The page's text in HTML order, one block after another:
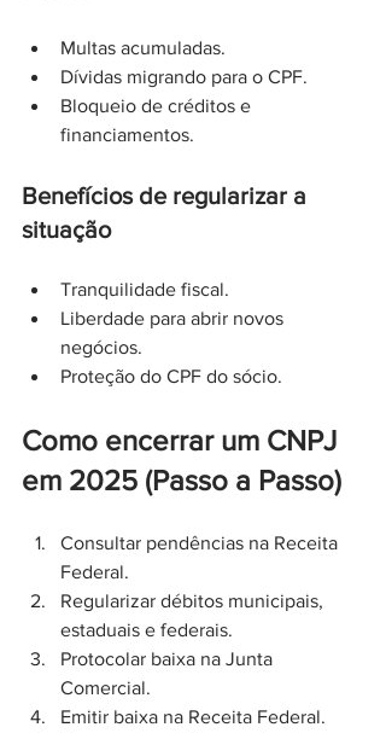
Multas acumuladas.
Dívidas migrando para o CPF.
Bloqueio de créditos e
financiamentos.
Benefícios de regularizar a
situação
Tranquilidade fiscal.
Liberdade para abrir novos
negócios.
Proteção do CPF do sócio.
Como encerrar um CNPJ
em 2025 (Passo a Passo)
Consultar pendências na Receita
Federal.
Regularizar débitos municipais,
estaduais e federais.
Protocolar baixa na Junta
Comercial.
Emitir baixa na Receita Federal.